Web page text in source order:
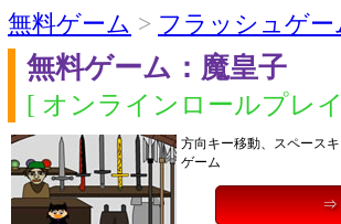
無料ゲーム > フラッシュゲー
無料ゲーム：魔皇子
[ オンラインロールプレ
方向キー移動、スペース
ゲーム
⇒